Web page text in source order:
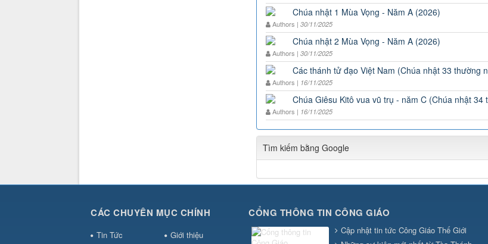
Chúa nhật 1 Mùa Vọng - Năm A (2026)
Authors | 30/11/2025
Chúa nhật 2 Mùa Vọng - Năm A (2026)
Authors | 30/11/2025
Các thánh tử đạo Việt Nam (Chúa nhật 33 thường
Authors | 16/11/2025
Chúa Giêsu Kitô vua vũ trụ - năm C (Chúa nhật
Authors | 16/11/2025
Tìm kiếm bằng Google
CÁC CHUYÊN MỤC CHÍNH
Tin Tức
Giới thiệu
CỔNG THÔNG TIN CÔNG GIÁO
Cập nhật tin tức Công Giáo Thế Giới